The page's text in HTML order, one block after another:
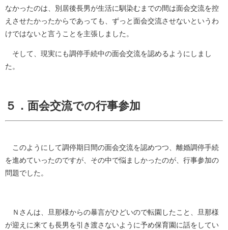
なかったのは、別居後長男が生活に馴染むまでの間は面会交流を控
えさせたかったからであっても、ずっと面会交流させないというわ
けではないと言うことを主張しました。
そして、現実にも調停手続中の面会交流を認めるようにしまし
た。
５．面会交流での行事参加
このようにして調停期日間の面会交流を認めつつ、離婚調停手続
を進めていったのですが、その中で悩ましかったのが、行事参加の
問題でした。
Ｎさんは、旦那様からの暴言がひどいので転園したこと、旦那様
が迎えに来ても長男を引き渡さないように予め保育園に話をしてい